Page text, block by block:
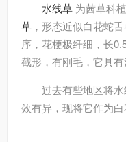
水线草 为茜草科
草 ，形态近似白花蛇
序，花梗极纤细，长
截形，有刚毛，它具有
过去有些地区将
效有异，现将它作为白